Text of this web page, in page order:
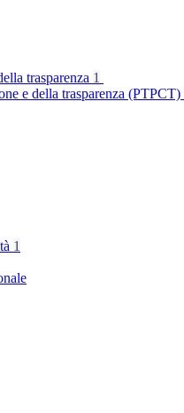
trasparenza 1
e della trasparenza (PTPCT)
1